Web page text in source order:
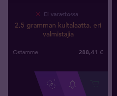
Ei varastossa
2,5 gramman kultalaatta, eri
valmistajia
Ostamme 288,41 €